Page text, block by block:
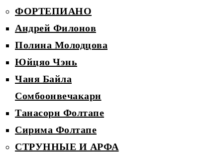
ФОРТЕПИАНО
Андрей Филонов
Полина Молодцова
Юйцяо Чэнь
Чаня Байла
Сомбоонвечакарн
Танасорн Фолтапе
Сирима Фолтапе
СТРУННЫЕ И АРФА